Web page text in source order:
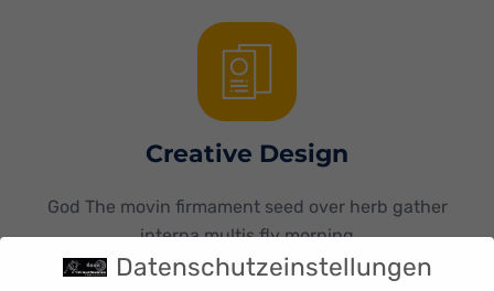
Creative Design
God The movin firmament seed over herb gather
interna multis fly morning
Datenschutzeinstellungen